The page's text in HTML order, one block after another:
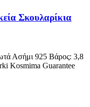
Σκουλαρίκια
Ασήμι 925 Βάρος: 3,8
Kosmima Guarantee